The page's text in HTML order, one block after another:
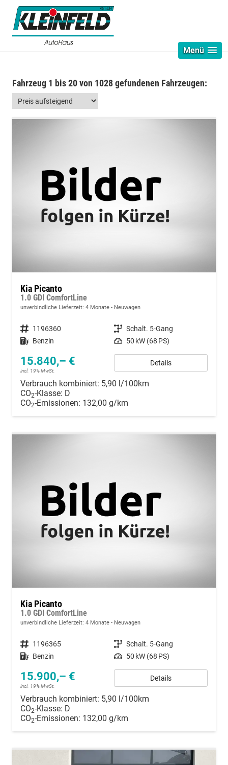
Menü
Fahrzeug 1 bis 20 von 1028 gefundenen Fahrzeugen:
Kia Picanto
1.0 GDI ComfortLine
unverbindliche Lieferzeit: 4 Monate Neuwagen
Fahrzeugnummer 1196360 Getriebe Schalt. 5-Gang
Kraftstoff Benzin Leistung 50 kW (68 PS)
15.840,– €
incl. 19% MwSt.
Details
Verbrauch kombiniert: 5,90 l/100km
CO2-Klasse: D
CO2-Emissionen: 132,00 g/km
Kia Picanto
1.0 GDI ComfortLine
unverbindliche Lieferzeit: 4 Monate Neuwagen
Fahrzeugnummer 1196365 Getriebe Schalt. 5-Gang
Kraftstoff Benzin Leistung 50 kW (68 PS)
15.900,– €
incl. 19% MwSt.
Details
Verbrauch kombiniert: 5,90 l/100km
CO2-Klasse: D
CO2-Emissionen: 132,00 g/km